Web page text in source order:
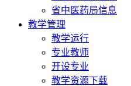
省中医药局信息
教学管理
教学运行
专业教师
开设专业
教学资源下载